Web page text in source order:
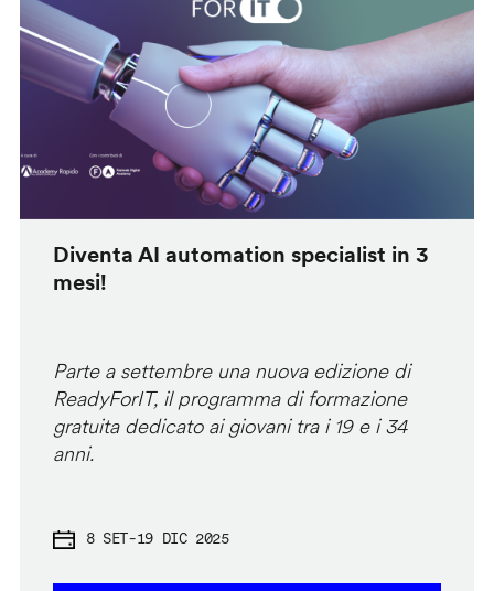
Diventa AI automation specialist in 3
mesi!
Parte a settembre una nuova edizione di
ReadyForIT, il programma di formazione
gratuita dedicato ai giovani tra i 19 e i 34
anni.
8 SET-19 DIC 2025